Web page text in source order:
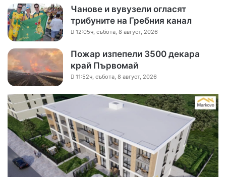
Чанове и вувузели огласят
трибуните на Гребния канал
12:05ч, събота, 8 август, 2026
Пожар изпепели 3500 декара
край Първомай
11:52ч, събота, 8 август, 2026